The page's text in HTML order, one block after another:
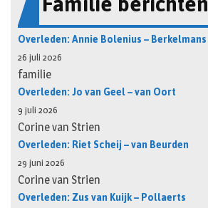
Overleden: Annie Bolenius – Berkelmans
26 juli 2026
familie
Overleden: Jo van Geel – van Oort
9 juli 2026
Corine van Strien
Overleden: Riet Scheij – van Beurden
29 juni 2026
Corine van Strien
Overleden: Zus van Kuijk – Pollaerts